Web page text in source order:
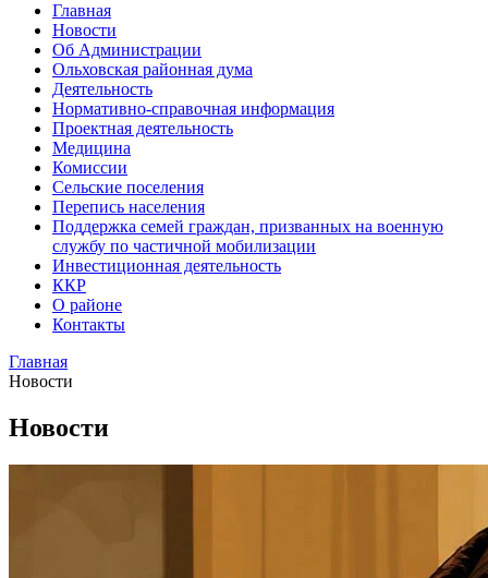
Главная
Новости
Об Администрации
Ольховская районная дума
Деятельность
Нормативно-справочная информация
Проектная деятельность
Медицина
Комиссии
Сельские поселения
Перепись населения
Поддержка семей граждан, призванных на военную
службу по частичной мобилизации
Инвестиционная деятельность
ККР
О районе
Контакты
Главная
Новости
Новости